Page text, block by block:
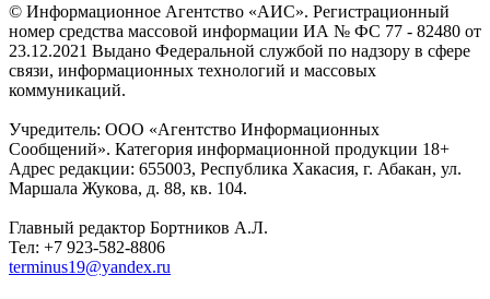
© Информационное Агентство «АИС». Регистрационный
номер средства массовой информации ИА № ФС 77 - 82480 от
23.12.2021 Выдано Федеральной службой по надзору в сфере
связи, информационных технологий и массовых
коммуникаций.
Учредитель: ООО «Агентство Информационных
Сообщений». Категория информационной продукции 18+
Адрес редакции: 655003, Республика Хакасия, г. Абакан, ул.
Маршала Жукова, д. 88, кв. 104.
Главный редактор Бортников А.Л.
Тел: +7 923-582-8806
terminus19@yandex.ru